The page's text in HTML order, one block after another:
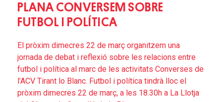
PLANA CONVERSEM SOBRE
FUTBOL I POLÍTICA
El pròxim dimecres 22 de març organitzem una
jornada de debat i reflexió sobre les relacions entre
futbol i política al marc de les activitats Converses de
l’ACV Tirant lo Blanc. Futbol i política tindrà lloc el
pròxim dimecres 22 de març, a les 18.30h a La Llotja